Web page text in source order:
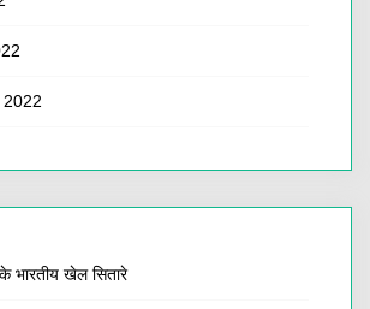
भारतीय खेल सितारे